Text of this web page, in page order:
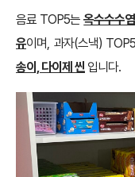
음료 TOP5는옥수수수
유이며, 과자(스낵)
송이, 다이제 씬 입니다.